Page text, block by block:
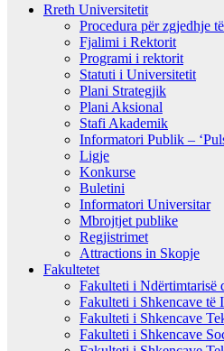
Rreth Universitetit
Procedura për zgjedhje
Fjalimi i Rektorit
Programi i rektorit
Statuti i Universitetit
Plani Strategjik
Plani Aksional
Stafi Akademik
Informatori Publik –
Ligje
Konkurse
Buletini
Informatori Universitar
Mbrojtjet publike
Regjistrimet
Attractions in Skopje
Fakultetet
Fakulteti i Ndërtimtarisë
Fakulteti i Shkencave të
Fakulteti i Shkencave
Fakulteti i Shkencave